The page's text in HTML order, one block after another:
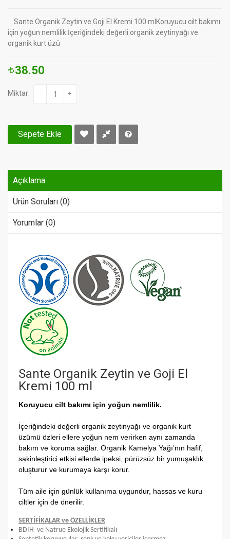
Sante Organik Zeytin ve Goji El Kremi 100 mlKoruyucu cilt bakımı
için yoğun nemlilik.İçeriğindeki değerli organik zeytinyağı ve
organik kurt üzü
38.50
Miktar - +
Sepete Ekle
Açıklama
Ürün Soruları (0)
Yorumlar (0)
Sante Organik Zeytin ve Goji El
Kremi 100 ml
Koruyucu cilt bakımı için yoğun nemlilik.
İçeriğindeki değerli organik zeytinyağı ve organik kurt
üzümü özleri ellere yoğun nem verirken aynı zamanda
bakım ve koruma sağlar. Organik Kamelya Yağı’nın hafif,
sakinleştirici etkisi ellerde ipeksi, pürüzsüz bir yumuşaklık
oluşturur ve kurumaya karşı korur.
Tüm aile için günlük kullanıma uygundur, hassas ve kuru
ciltler için de önerilir.
SERTİFİKALAR ve ÖZELLİKLER
BDIH ve Natrue Ekolojik Sertifikalı